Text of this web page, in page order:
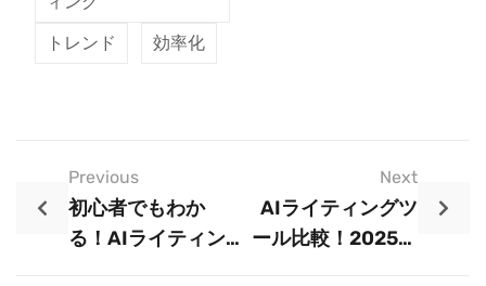
トレンド
効率化
Previous
初心者でもわか
る！AIライティン
Next
AIライティングツ
ール比較！2025年